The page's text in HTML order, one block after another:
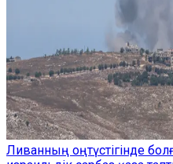
Ливанның оңтүстігінде